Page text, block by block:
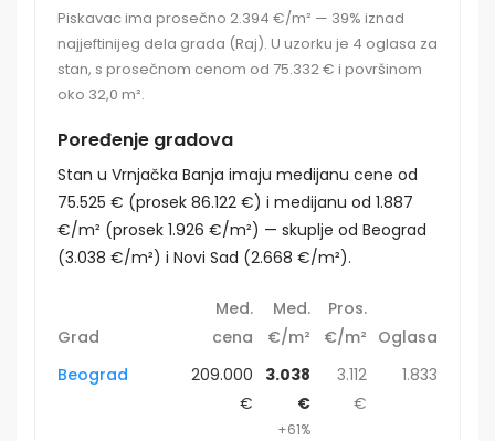
Piskavac ima prosečno 2.394 €/m² — 39% iznad
najjeftinijeg dela grada (Raj). U uzorku je 4 oglasa za
stan, s prosečnom cenom od 75.332 € i površinom
oko 32,0 m².
Poređenje gradova
Stan u Vrnjačka Banja imaju medijanu cene od
75.525 € (prosek 86.122 €) i medijanu od 1.887
€/m² (prosek 1.926 €/m²) — skuplje od Beograd
(3.038 €/m²) i Novi Sad (2.668 €/m²).
Grad
Med.
cena
Med.
€/m²
Pros.
€/m² Oglasa
Beograd
209.000
€
3.038
€
+61%
3.112
€
1.833